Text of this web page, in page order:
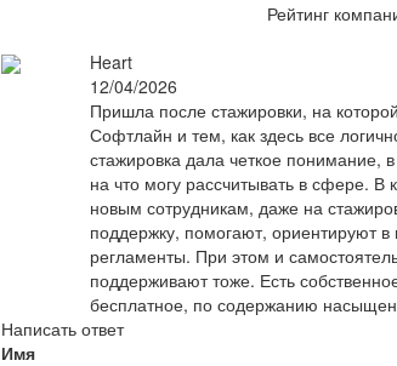
Рейтинг
Heart
12/04/2026
Пришла после стажировки, на
Софтлайн и тем, как здесь все
стажировка дала четкое понимание,
на что могу рассчитывать в сфере. В
новым сотрудникам, даже на
поддержку, помогают, ориентируют в
регламенты. При этом и
поддерживают тоже. Есть
бесплатное, по содержанию
Написать ответ
Имя